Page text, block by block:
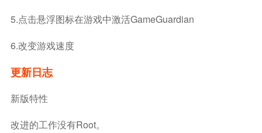
5.点击悬浮图标在游戏中激活GameGuardian
6.改变游戏速度
更新日志
新版特性
改进的工作没有root。